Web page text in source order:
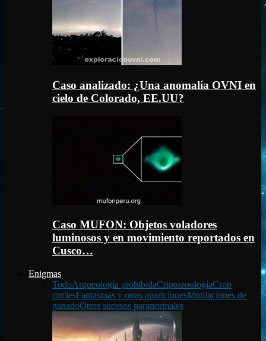
Caso analizado: ¿Una anomalía OVNI en
cielo de Colorado, EE.UU?
Caso MUFON: Objetos voladores
luminosos y en movimiento reportados en
Cusco…
Enigmas
TodoArqueología prohibidaCriptozoologíaCrop
circlesFantasmas y otras aparicionesMutilaciones de
ganadoOtros sucesos paranormales